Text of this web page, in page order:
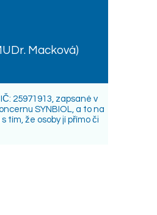
Macková)
25971913, zapsané v
SYNBIOL, a to na
tím, že osoby jí přímo či